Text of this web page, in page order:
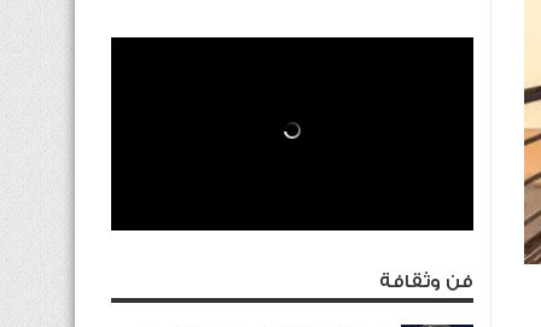
فن وثقافة